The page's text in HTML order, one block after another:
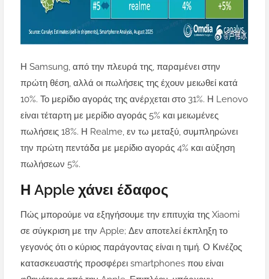
Η Samsung, από την πλευρά της, παραμένει στην
πρώτη θέση, αλλά οι πωλήσεις της έχουν μειωθεί κατά
10%. Το μερίδιο αγοράς της ανέρχεται στο 31%. Η Lenovo
είναι τέταρτη με μερίδιο αγοράς 5% και μειωμένες
πωλήσεις 18%. Η Realme, εν τω μεταξύ, συμπληρώνει
την πρώτη πεντάδα με μερίδιο αγοράς 4% και αύξηση
πωλήσεων 5%.
Η Apple χάνει έδαφος
Πώς μπορούμε να εξηγήσουμε την επιτυχία της Xiaomi
σε σύγκριση με την Apple; Δεν αποτελεί έκπληξη το
γεγονός ότι ο κύριος παράγοντας είναι η τιμή. Ο Κινέζος
κατασκευαστής προσφέρει smartphones που είναι